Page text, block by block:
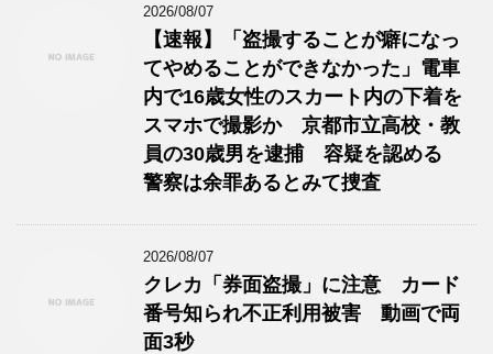
2026/08/07
【速報】「盗撮することが癖になっ
てやめることができなかった」電車
内で16歳女性のスカート内の下着を
スマホで撮影か 京都市立高校・教
員の30歳男を逮捕 容疑を認める
警察は余罪あるとみて捜査
2026/08/07
クレカ「券面盗撮」に注意 カード
番号知られ不正利用被害 動画で両
面3秒